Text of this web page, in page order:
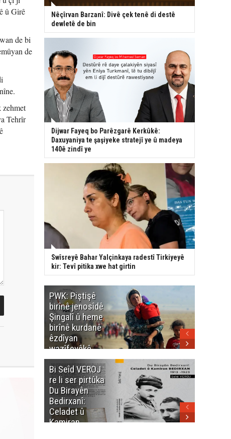
û Girê
de bi
de
Tehrîr
Nêçîrvan Barzanî: Divê çek tenê di destê
dewletê de bin
Dijwar Fayeq bo Parêzgarê Kerkûkê:
Daxuyaniya te şaşiyeke stratejî ye û madeya
140ê zindî ye
Swîsreyê Bahar Yalçinkaya radestî Tirkiyeyê
kir: Tevî pitika xwe hat girtin
PWK: Piştişê
birînê jenosîdê
Şingalî û heme
birînê kurdanê
êzdîyan
wazîfeyêkê
neteweyî yê
heme kurdanê
dinya yo
Bi Seîd VEROJ
re li ser pirtûka
Du Birayên
Bedirxanî:
Celadet û
Kamiran